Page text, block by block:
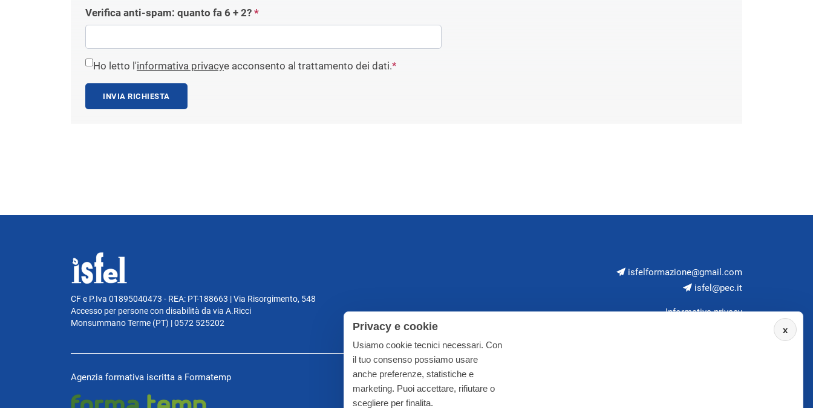
Verifica anti-spam: quanto fa 6 + 2? *
Ho letto l'informativa privacye acconsento al trattamento dei dati.*
INVIA RICHIESTA
CF e P.Iva 01895040473 - REA: PT-188663 | Via Risorgimento, 548
Accesso per persone con disabilità da via A.Ricci
Monsummano Terme (PT) | 0572 525202
isfelformazione@gmail.com
isfel@pec.it
Informativa privacy
Agenzia formativa iscritta a Formatemp
x
Privacy e cookie
Usiamo cookie tecnici necessari. Con
il tuo consenso possiamo usare
anche preferenze, statistiche e
marketing. Puoi accettare, rifiutare o
scegliere per finalita.